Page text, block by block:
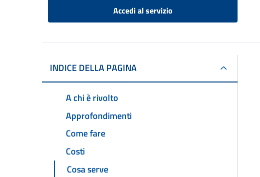
Accedi al servizio
INDICE DELLA PAGINA
A chi è rivolto
Approfondimenti
Come fare
Costi
Cosa serve